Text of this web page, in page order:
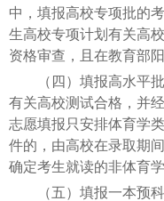
中，填报高校专项批的
生高校专项计划有关高
资格审查，且在教育部
（四）填报高水平批
有关高校测试合格，并
志愿填报只安排体育学
件的，由高校在录取期
确定考生就读的非体育学
（五）填报一本预科